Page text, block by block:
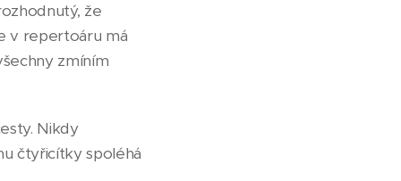
že
v repertoáru má
zmíním
Nikdy
čtyřicítky spoléhá